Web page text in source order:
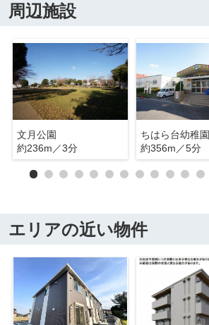
周辺施設
文月公園
約236m／3分
ちはら台幼稚園
約356m／5分
エリアの近い物件